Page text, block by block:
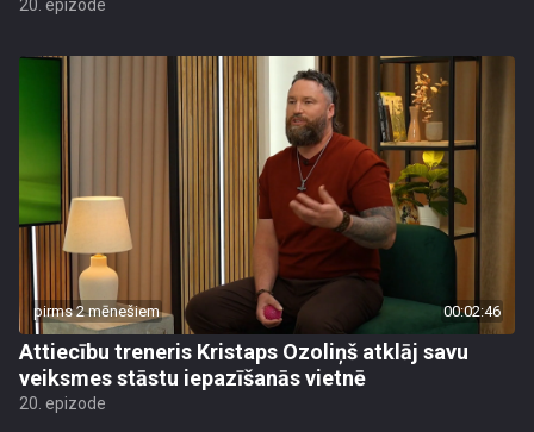
20. epizode
pirms 2 mēnešiem 00:02:46
Attiecību treneris Kristaps Ozoliņš atklāj savu
veiksmes stāstu iepazīšanās vietnē
20. epizode